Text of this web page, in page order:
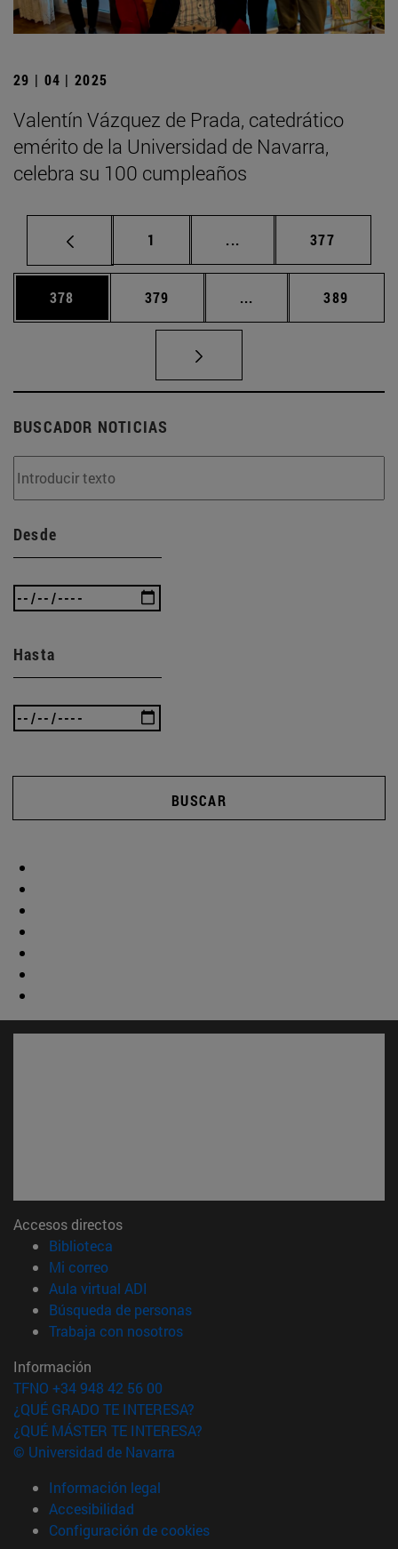
29 | 04 | 2025
Valentín Vázquez de Prada, catedrático
emérito de la Universidad de Navarra,
celebra su 100 cumpleaños
Página
1 ... Páginas intermedias
Página
377
Página
378 Página
379 ... Páginas intermedias
Página
389
BUSCADOR NOTICIAS
Desde
Hasta
BUSCAR
Accesos directos
Biblioteca
Mi correo(abre en nueva ventana)
Aula virtual ADI
Búsqueda de personas(abre en nueva ventana)
Trabaja con nosotros(abre en nueva ventana)
Información
TFNO +34 948 42 56 00
¿QUÉ GRADO TE INTERESA?
¿QUÉ MÁSTER TE INTERESA?
© Universidad de Navarra
Información legal
Accesibilidad
Configuración de cookies